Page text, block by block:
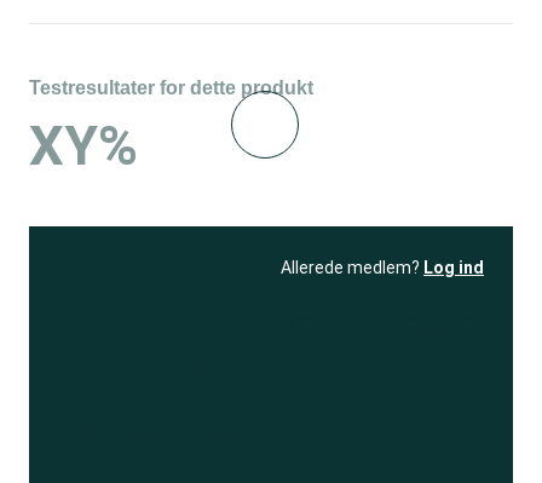
Testresultater for dette produkt
XY%
Allerede medlem? Log ind